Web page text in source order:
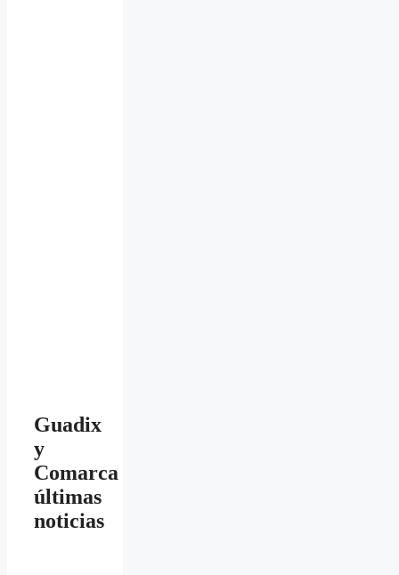
Guadix
y
Comarca
últimas
noticias